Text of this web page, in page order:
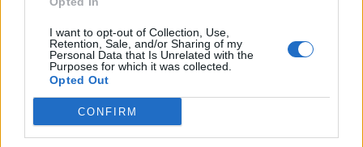
I want to opt-out of Collection, Use,
Retention, Sale, and/or Sharing of my
Personal Data that Is Unrelated with the
Purposes for which it was collected.
Opted Out
CONFIRM